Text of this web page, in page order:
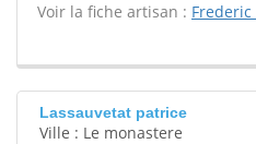
Voir la fiche artisan : Frederic
Lassauvetat patrice
Ville : Le monastere